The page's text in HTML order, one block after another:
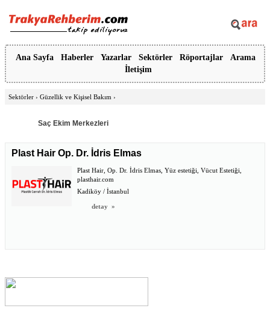
Ana Sayfa Haberler Yazarlar Sektörler Röportajlar
Arama
İletişim
Sektörler › Güzellik ve Kişisel Bakım ›
Saç Ekim Merkezleri
Plast Hair Op. Dr. İdris Elmas
Plast Hair, Op. Dr. İdris Elmas, Yüz estetiği, Vücut Estetiği,
plasthair.com
Kadiköy / İstanbul
detay »